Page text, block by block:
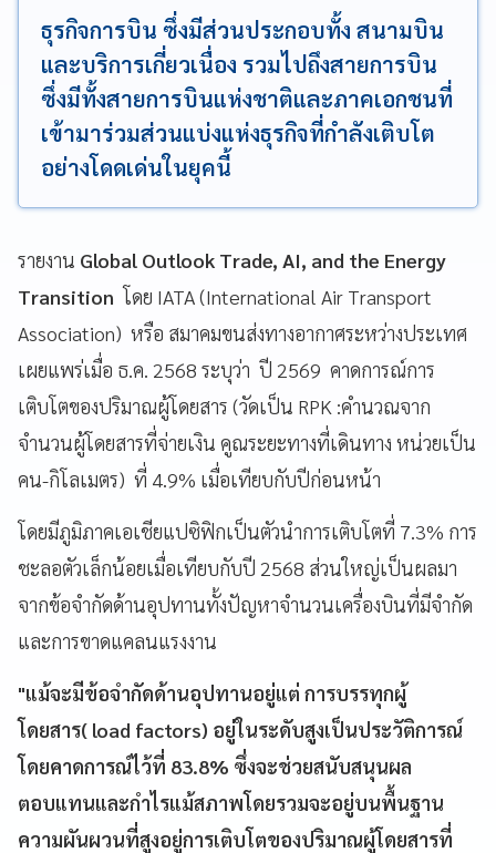
ธุรกิจการบิน ซึ่งมีส่วนประกอบทั้ง สนามบิน
และบริการเกี่ยวเนื่อง รวมไปถึงสายการบิน
ซึ่งมีทั้งสายการบินแห่งชาติและภาคเอกชนที่
เข้ามาร่วมส่วนแบ่งแห่งธุรกิจที่กำลังเติบโต
อย่างโดดเด่นในยุคนี้
รายงาน Global Outlook ​​Trade, AI, and the Energy
Transition​ โดย IATA (International Air Transport
Association) หรือ สมาคมขนส่งทางอากาศระหว่างประเทศ
เผยแพร่เมื่อ ธ.ค. 2568 ระบุว่า ปี 2569 คาดการณ์การ
เติบโตของปริมาณผู้โดยสาร (วัดเป็น RPK :คำนวณจาก
จำนวนผู้โดยสารที่จ่ายเงิน คูณระยะทางที่เดินทาง หน่วยเป็น
คน-กิโลเมตร) ที่ 4.9% เมื่อเทียบกับปีก่อนหน้า
โดยมีภูมิภาคเอเชียแปซิฟิกเป็นตัวนำการเติบโตที่ 7.3% การ
ชะลอตัวเล็กน้อยเมื่อเทียบกับปี 2568 ส่วนใหญ่เป็นผลมา
จากข้อจำกัดด้านอุปทานทั้งปัญหาจำนวนเครื่องบินที่มีจำกัด
และการขาดแคลนแรงงาน
"แม้จะมีข้อจำกัดด้านอุปทานอยู่แต่ การบรรทุกผู้
โดยสาร( load factors) อยู่ในระดับสูงเป็นประวัติการณ์
โดยคาดการณ์ไว้ที่ 83.8% ซึ่งจะช่วยสนับสนุนผล
ตอบแทนและกำไรแม้สภาพโดยรวมจะอยู่บนพื้นฐาน
ความผันผวนที่สูงอยู่การเติบโตของปริมาณผู้โดยสารที่